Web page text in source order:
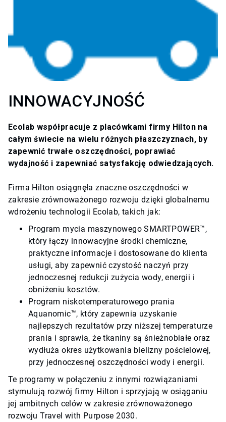
INNOWACYJNOŚĆ
Ecolab współpracuje z placówkami firmy Hilton na
całym świecie na wielu różnych płaszczyznach, by
zapewnić trwałe oszczędności, poprawiać
wydajność i zapewniać satysfakcję odwiedzających.
Firma Hilton osiągnęła znaczne oszczędności w
zakresie zrównoważonego rozwoju dzięki globalnemu
wdrożeniu technologii Ecolab, takich jak:
Program mycia maszynowego SMARTPOWER™,
który łączy innowacyjne środki chemiczne,
praktyczne informacje i dostosowane do klienta
usługi, aby zapewnić czystość naczyń przy
jednoczesnej redukcji zużycia wody, energii i
obniżeniu kosztów.
Program niskotemperaturowego prania
Aquanomic™, który zapewnia uzyskanie
najlepszych rezultatów przy niższej temperaturze
prania i sprawia, że tkaniny są śnieżnobiałe oraz
wydłuża okres użytkowania bielizny pościelowej,
przy jednoczesnej oszczędności wody i energii.
Te programy w połączeniu z innymi rozwiązaniami
stymulują rozwój firmy Hilton i sprzyjają w osiąganiu
jej ambitnych celów w zakresie zrównoważonego
rozwoju Travel with Purpose 2030.